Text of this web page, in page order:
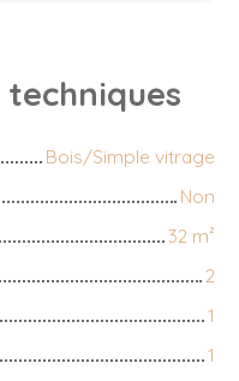
techniques
Bois/Simple vitrage
Non
32 m²
2
1
1